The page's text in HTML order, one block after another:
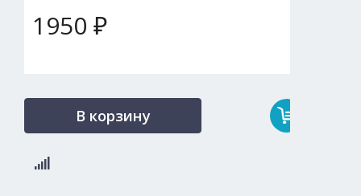
1950 ₽
В корзину